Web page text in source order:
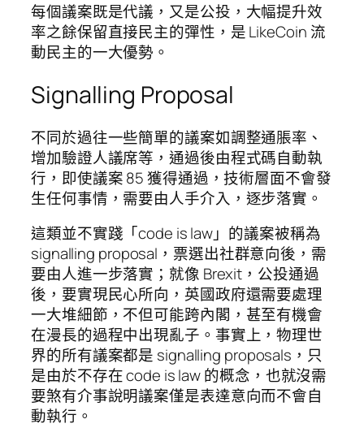
每個議案既是代議，又是公投，大幅提升效
率之餘保留直接民主的彈性，是 LikeCoin 流
動民主的一大優勢。
Signalling Proposal
不同於過往一些簡單的議案如調整通脹率、
增加驗證人議席等，通過後由程式碼自動執
行，即使議案 85 獲得通過，技術層面不會發
生任何事情，需要由人手介入，逐步落實。
這類並不實踐「code is law」的議案被稱為
signalling proposal，票選出社群意向後，需
要由人進一步落實；就像 Brexit，公投通過
後，要實現民心所向，英國政府還需要處理
一大堆細節，不但可能跨內閣，甚至有機會
在漫長的過程中出現亂子。事實上，物理世
界的所有議案都是 signalling proposals，只
是由於不存在 code is law 的概念，也就沒需
要煞有介事說明議案僅是表達意向而不會自
動執行。